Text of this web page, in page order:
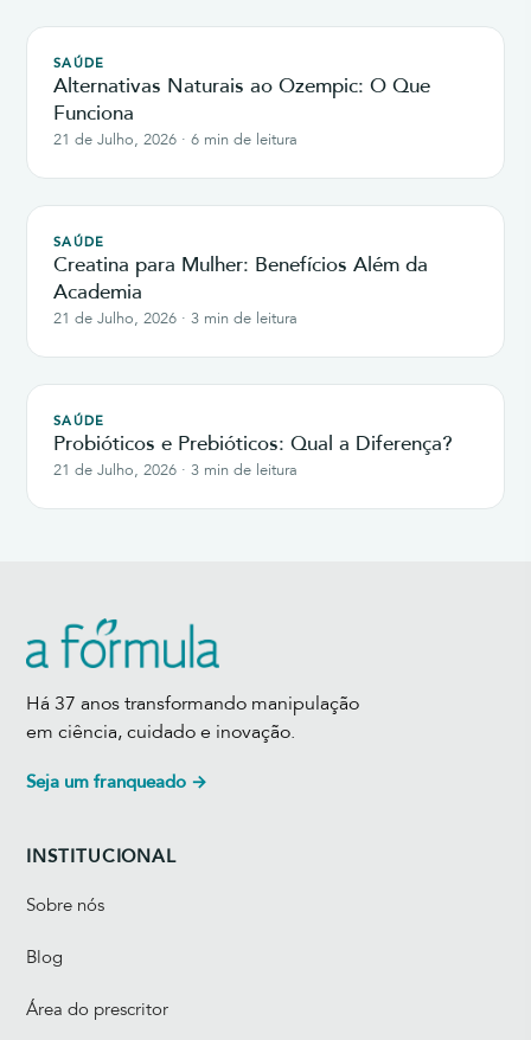
SAÚDE
Alternativas Naturais ao Ozempic: O Que
Funciona
21 de Julho, 2026 · 6 min de leitura
SAÚDE
Creatina para Mulher: Benefícios Além da
Academia
21 de Julho, 2026 · 3 min de leitura
SAÚDE
Probióticos e Prebióticos: Qual a Diferença?
21 de Julho, 2026 · 3 min de leitura
Há 37 anos transformando manipulação
em ciência, cuidado e inovação.
Seja um franqueado →
INSTITUCIONAL
Sobre nós
Blog
Área do prescritor